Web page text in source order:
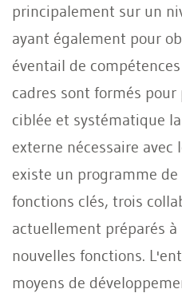
principalement sur un
ayant également pour
éventail de
cadres sont formés
ciblée et systématique
externe nécessaire avec
existe un programme
fonctions clés, trois
actuellement préparés
nouvelles fonctions.
moyens de